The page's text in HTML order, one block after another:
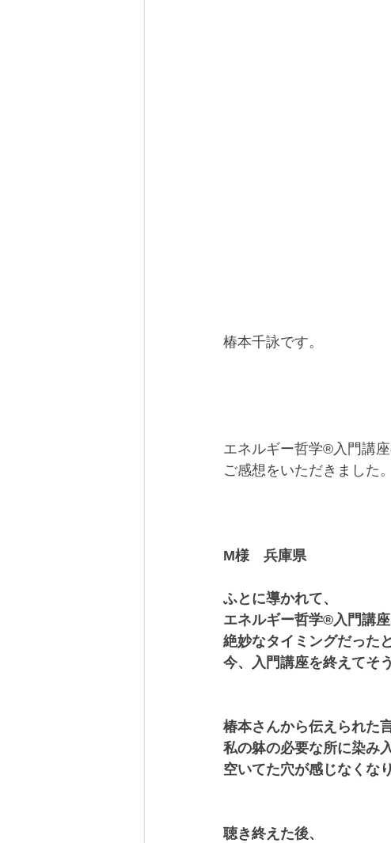
椿本千詠です。
エネルギー哲学®︎入門講
ご感想をいただきました。
M様　兵庫県
ふとに導かれて、
エネルギー哲学®︎入門講
絶妙なタイミングだったと
今、入門講座を終えてそ
椿本さんから伝えられた
私の躰の必要な所に染み
空いてた穴が感じなくな
聴き終えた後、